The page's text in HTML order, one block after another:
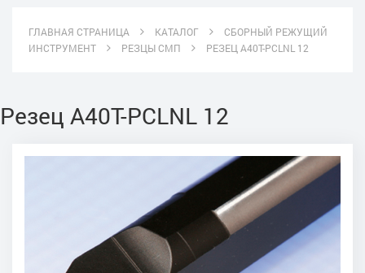
ГЛАВНАЯ СТРАНИЦА КАТАЛОГ
СБОРНЫЙ РЕЖУЩИЙ
ИНСТРУМЕНТ
РЕЗЦЫ СМП РЕЗЕЦ A40T-PCLNL 12
Резец A40T-PCLNL 12